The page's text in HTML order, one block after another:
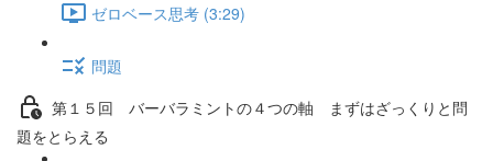
ゼロベース思考 (3:29)
問題
第１５回 バーバラミントの４つの軸 まずはざっくりと問
題をとらえる